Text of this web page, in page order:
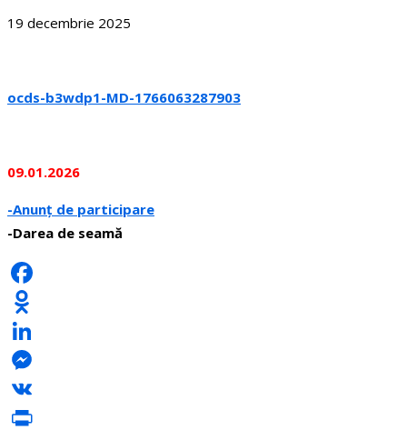
19 decembrie 2025
ocds-b3wdp1-MD-1766063287903
09.01.2026
-Anunț de participare
-Darea de seamă
Facebook
Odnoklassniki
LinkedIn
Messenger
VK